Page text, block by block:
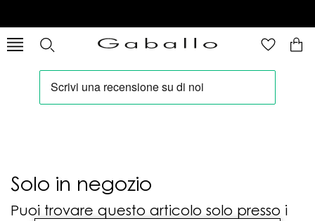
Solo in negozio
Puoi trovare questo articolo solo presso i